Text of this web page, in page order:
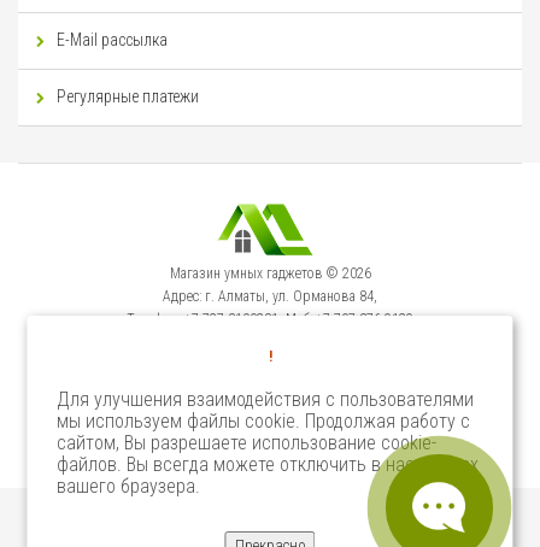
E-Mail рассылка
Регулярные платежи
Магазин умных гаджетов © 2026
Адрес: г. Алматы, ул. Орманова 84,
Телефон: +7-727-3100231, Моб: +7-707-376-9129
Сервисный Центр: г. Алматы, ул. Орманова 84.
Select Language ▼
!
Для улучшения взаимодействия с пользователями
мы используем файлы cookie. Продолжая работу с
сайтом, Вы разрешаете использование cookie-
файлов. Вы всегда можете отключить в настройках
вашего браузера.